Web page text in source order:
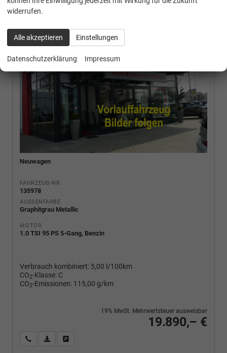
Neuwagen
FAHRZEUG-NR.
135978
AUSSENFARBE
Graphitgrau Metallic
MOTOR
1.0 TSI 95 PS 5-Gang, Benzin
Verbrauch kombiniert: 5,00 l/100km
CO2-Klasse: C
CO2-Emissionen: 115,00 g/km
19.890,– €
19% MwSt. Mehrwertsteuer ausweisbar
Wir rufen Sie anPDF-Fahrzeugexposé drucken
widerrufen.
Alle akzeptieren Einstellungen
Datenschutzerklärung Impressum